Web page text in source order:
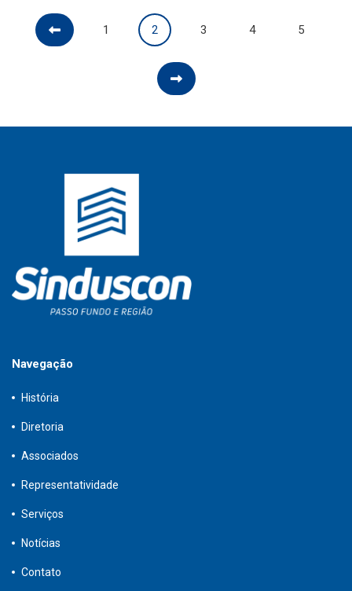
1 2 3 4 5
Navegação
História
Diretoria
Associados
Representatividade
Serviços
Notícias
Contato